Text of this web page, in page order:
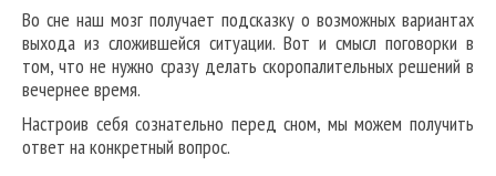
Во сне наш мозг получает подсказку о возможных вариантах
выхода из сложившейся ситуации. Вот и смысл поговорки в
том, что не нужно сразу делать скоропалительных решений в
вечернее время.
Настроив себя сознательно перед сном, мы можем получить
ответ на конкретный вопрос.